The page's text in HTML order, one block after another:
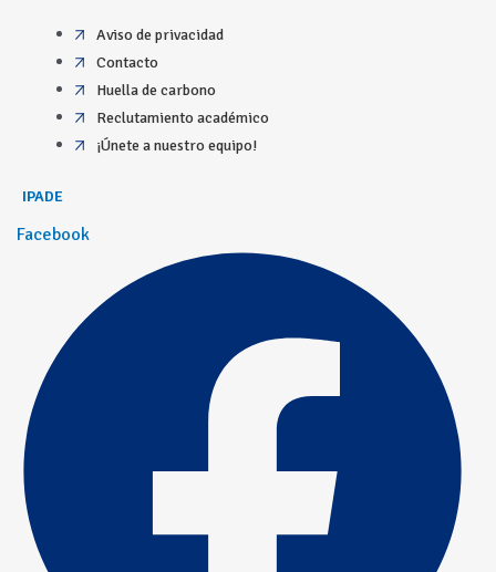
Aviso de privacidad
Contacto
Huella de carbono
Reclutamiento académico
¡Únete a nuestro equipo!
IPADE
Facebook